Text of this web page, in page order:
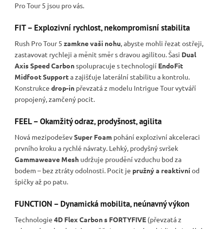
Pro Tour 5 jsou pro vás.
FIT – Explozivní rychlost, nekompromisní stabilita
Rush Pro Tour 5 zamkne vaši nohu, abyste mohli řezat ostřeji,
zastavovat rychleji a měnit směr s dravou agilitou. Šasi Dual
Axis Speed Carbonspolupracuje s technologií EndoFit
Midfoot Supporta zajišťuje laterální stabilitu a kontrolu.
Konstrukce drop-in převzatá z modelu Intrigue Tour vytváří
propojený, zamčený pocit.
FEEL – Okamžitý odraz, prodyšnost, agilita
Nová mezipodeševSuper Foam pohání explozivní akceleraci
prvního kroku a rychlé návraty. Lehký, prodyšný svršek
Gammaweave Mesh udržuje proudění vzduchu bod za
bodem – bez ztráty odolnosti. Pocit je pružný a reaktivníod
špičky až po patu.
FUNCTION – Dynamická mobilita, neúnavný výkon
Technologie 4D Flex Carbon s FORTYFIVE (převzatá z